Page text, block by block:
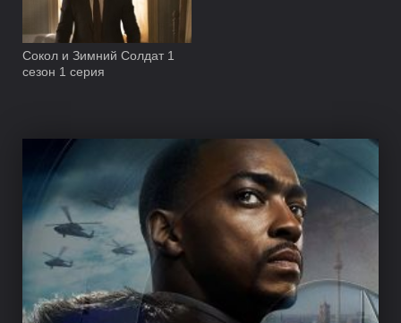
Сокол и Зимний Солдат 1
сезон 1 серия